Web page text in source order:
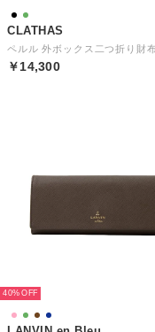
CLATHAS
￥14,300
40%